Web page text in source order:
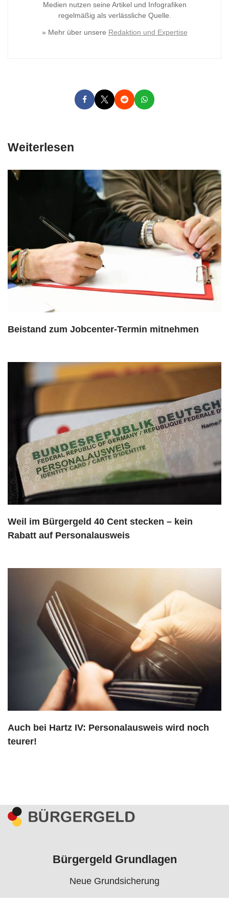
Medien nutzen seine Artikel und Infografiken
regelmäßig als verlässliche Quelle.
» Mehr über unsere Redaktion und Expertise
Weiterlesen
Beistand zum Jobcenter-Termin mitnehmen
Weil im Bürgergeld 40 Cent stecken – kein
Rabatt auf Personalausweis
Auch bei Hartz IV: Personalausweis wird noch
teurer!
Bürgergeld Grundlagen
Neue Grundsicherung